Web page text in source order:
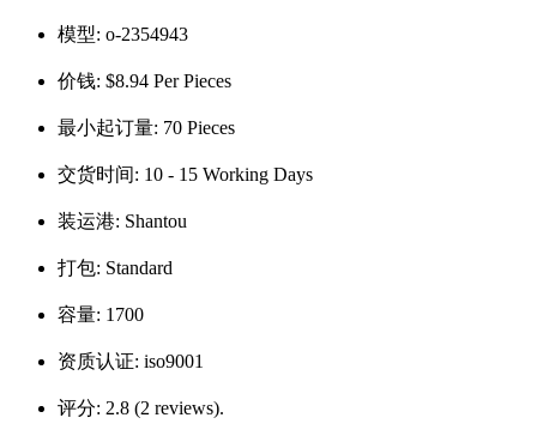
模型: o-2354943
价钱: $8.94 Per Pieces
最小起订量: 70 Pieces
交货时间: 10 - 15 Working Days
装运港: Shantou
打包: Standard
容量: 1700
资质认证: iso9001
评分: 2.8 (2 reviews).